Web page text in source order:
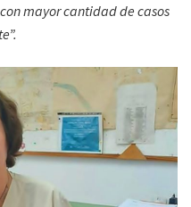
mayor cantidad de casos